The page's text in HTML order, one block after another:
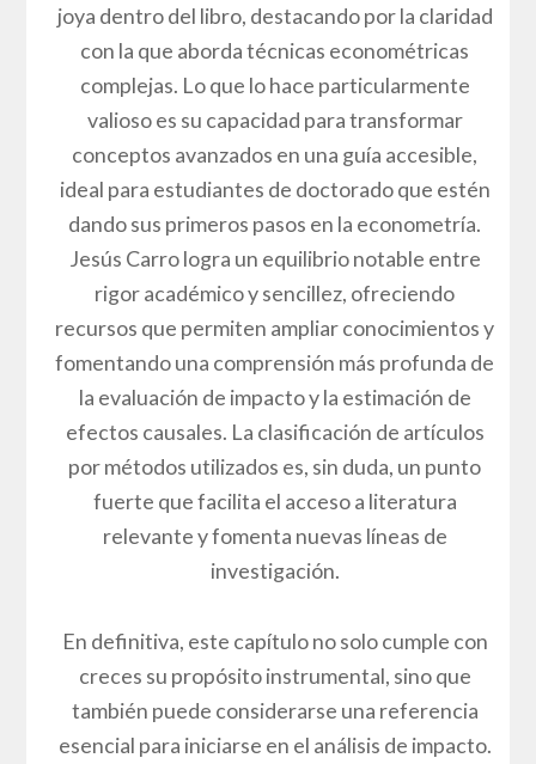
joya dentro del libro, destacando por la claridad
con la que aborda técnicas econométricas
complejas. Lo que lo hace particularmente
valioso es su capacidad para transformar
conceptos avanzados en una guía accesible,
ideal para estudiantes de doctorado que estén
dando sus primeros pasos en la econometría.
Jesús Carro logra un equilibrio notable entre
rigor académico y sencillez, ofreciendo
recursos que permiten ampliar conocimientos y
fomentando una comprensión más profunda de
la evaluación de impacto y la estimación de
efectos causales. La clasificación de artículos
por métodos utilizados es, sin duda, un punto
fuerte que facilita el acceso a literatura
relevante y fomenta nuevas líneas de
investigación.
En definitiva, este capítulo no solo cumple con
creces su propósito instrumental, sino que
también puede considerarse una referencia
esencial para iniciarse en el análisis de impacto.